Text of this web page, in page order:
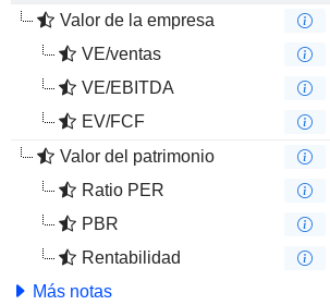
Valor de la empresa
VE/ventas
VE/EBITDA
EV/FCF
Valor del patrimonio
Ratio PER
PBR
Rentabilidad
Más notas